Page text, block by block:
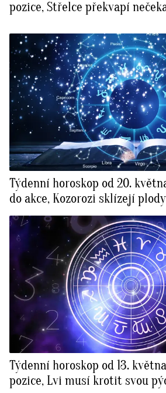
pozice, Střelce překvapí
Týdenní horoskop od 20.
do akce, Kozorozi sklízejí
Týdenní horoskop od 13.
pozice, Lvi musí krotit svou